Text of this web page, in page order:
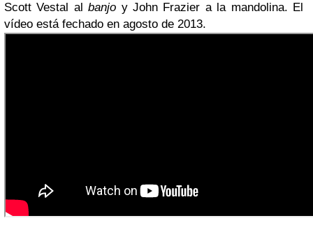
Scott Vestal albanjo y John Frazier a la mandolina. El
vídeo está fechado en agosto de 2013.